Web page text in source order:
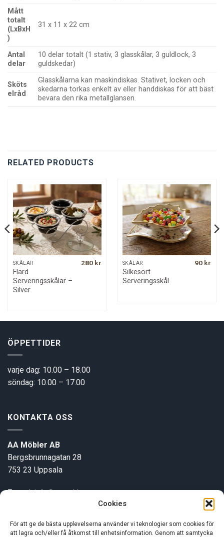
Cookies
För att ge de bästa upplevelserna använder vi teknologier som cookies för
att lagra och/eller få åtkomst till enhetsinformation. Genom att samtycka
Mått
totalt
(LxBxH
)
31 x 11 x 22 cm
Antal
delar
10 delar totalt (1 stativ, 3 glasskålar, 3 guldlock, 3
guldskedar)
Sköts
elråd
Glasskålarna kan maskindiskas. Stativet, locken och
skedarna torkas enkelt av eller handdiskas för att bäst
bevara den rika metallglansen.
RELATED PRODUCTS
SKÅLAR
Flärd
Serveringsskålar –
Silver
280 kr SKÅLAR
Silkesört
Serveringsskål
90 kr
ÖPPETTIDER
varje dag: 10.00 – 18.00
söndag: 10.00 – 17.00
KONTAKTA OSS
AA Möbler AB
Bergsbrunnagatan 28
753 23 Uppsala
E-post:info@aamobler.se